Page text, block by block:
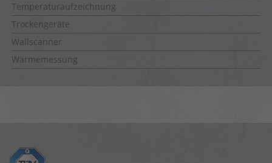
Temperaturaufzeichnung
Trockengeräte
Wallscanner
Wärmemessung